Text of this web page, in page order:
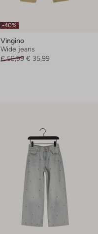
-40%
Vingino
Wide jeans
€ 59,99 € 35,99